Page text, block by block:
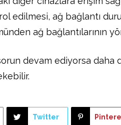
edilmesi, ağ bağlantı
ağ bağlantılarının
devam ediyorsa daha
Twitter